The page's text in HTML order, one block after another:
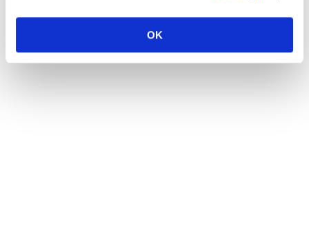
OK